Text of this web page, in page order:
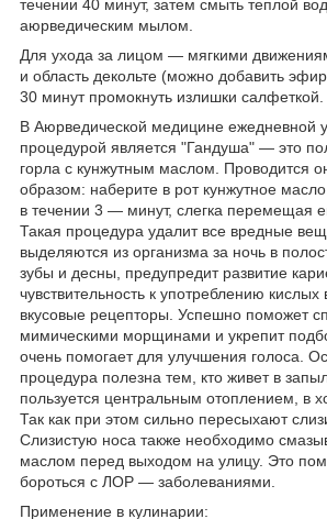
течении 40 минут, затем смыть теплой
аюрведическим мылом.
Для ухода за лицом — мягкими
и область декольте (можно добавить
30 минут промокнуть излишки салфеткой.
В Аюрведической медицине ежедневной
процедурой является "Гандуша" — это
горла с кунжутным маслом. Проводится
образом: наберите в рот кунжутное
в течении 3 — минут, слегка перемещая
Такая процедура удалит все вредные
выделяются из организма за ночь в
зубы и десны, предупредит развитие
чувствительность к употреблению
вкусовые рецепторы. Успешно поможет
мимическими морщинами и укрепит
очень помогает для улучшения голоса.
процедура полезна тем, кто живет в
пользуется центральным отоплением, в
Так как при этом сильно пересыхают
Слизистую носа также необходимо
маслом перед выходом на улицу. Это
бороться с ЛОР — заболеваниями.
Применение в кулинарии: